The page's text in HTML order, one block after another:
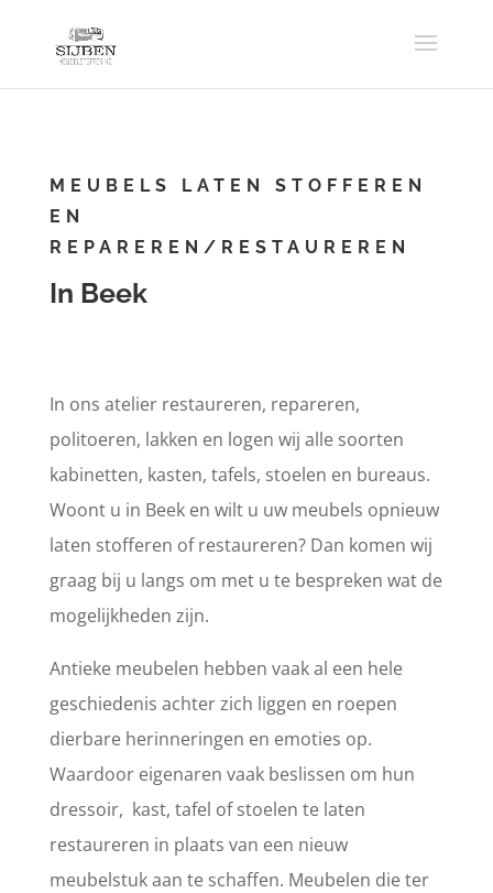
MEUBELS LATEN STOFFEREN
EN
REPAREREN/RESTAUREREN
In Beek
In ons atelier restaureren, repareren,
politoeren, lakken en logen wij alle soorten
kabinetten, kasten, tafels, stoelen en bureaus.
Woont u in Beek en wilt u uw meubels opnieuw
laten stofferen of restaureren? Dan komen wij
graag bij u langs om met u te bespreken wat de
mogelijkheden zijn.
Antieke meubelen hebben vaak al een hele
geschiedenis achter zich liggen en roepen
dierbare herinneringen en emoties op.
Waardoor eigenaren vaak beslissen om hun
dressoir, kast, tafel of stoelen te laten
restaureren in plaats van een nieuw
meubelstuk aan te schaffen. Meubelen die ter